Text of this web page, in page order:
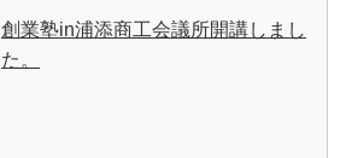
創業塾in浦添商工会議所開講しまし
た。